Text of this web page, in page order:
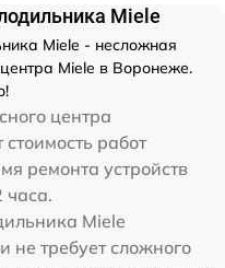
Miele
Miele - несложная
Miele в Воронеже.
центра
работ
ремонта устройств
часа.
Miele
не требует сложного